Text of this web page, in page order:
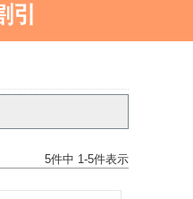
5件中 1 -5件表示